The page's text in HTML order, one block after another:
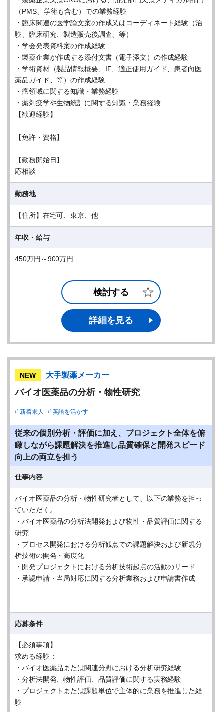
（PMS、学術も含む）での業務経験
・臨床関連の医学論文案の作成又はコーディネート経験（治
験、臨床研究、製造販売後調査、等）
・学会発表資料案の作成経験
・製薬企業が作成する添付文書（電子添文）の作成経験
・学術資材（製品情報概要、IF、適正使用ガイド、患者向医
薬品ガイド、等）の作成経験
・癌領域に関する知識・業務経験
・薬剤疫学や生物統計に関する知識・業務経験
【歓迎経験】
【免許・資格】
【勤務開始日】
応相談
勤務地
【住所】在宅可、東京、他
年収・給与
450万円～900万円
検討する
詳細を見る
NEW 大手製薬メーカー
バイオ医薬品の分析・物性研究
新着求人 英語を活かす
従来の個別分析・評価に加え、プロジェクト全体を俯
瞰しながら課題解決を推進し品質確保と開発スピード
向上の両立を担う
仕事内容
バイオ医薬品の分析・物性研究者として、以下の業務を担っ
ていただく。
・バイオ医薬品の分析法開発および物性・品質評価に関する
研究
・プロセス開発における分析観点での課題解決および新規分
析技術の開発・高度化
・開発プロジェクトにおける分析技術起点の活動のリード
・承認申請・当局対応に関する分析業務および申請書作成
応募条件
【必須事項】
求める経験：
・バイオ医薬品または関連分野における分析研究経験
・分析法開発、物性評価、品質評価に関する実務経験
・プロジェクトまたは課題単位で主体的に業務を推進した経
験